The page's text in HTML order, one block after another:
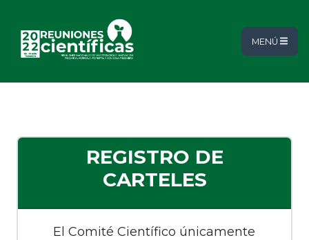
MENÚ
REGISTRO DE
CARTELES
El Comité Científico únicamente